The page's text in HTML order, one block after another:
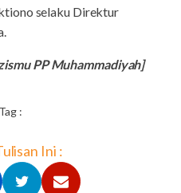
selaku Direktur
PP Muhammadiyah]
Tag :
Ini :